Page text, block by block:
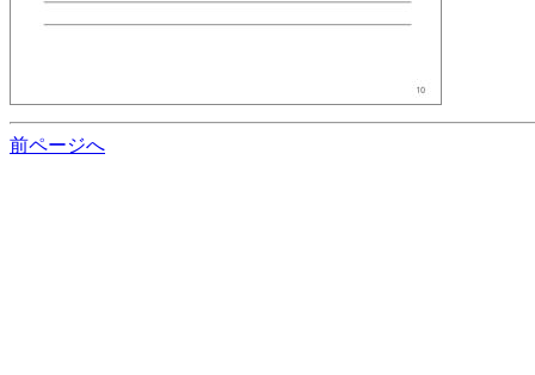
前ページへ